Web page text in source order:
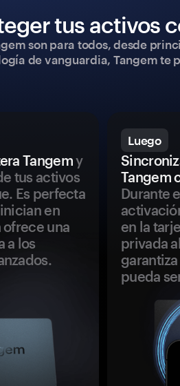
tus activos
son para todos, desde
de vanguardia, Tangem
Tangemy
tus activos
Es perfecta
en
una
a los
Luego
Tangem
Durante
en la
privada
pueda